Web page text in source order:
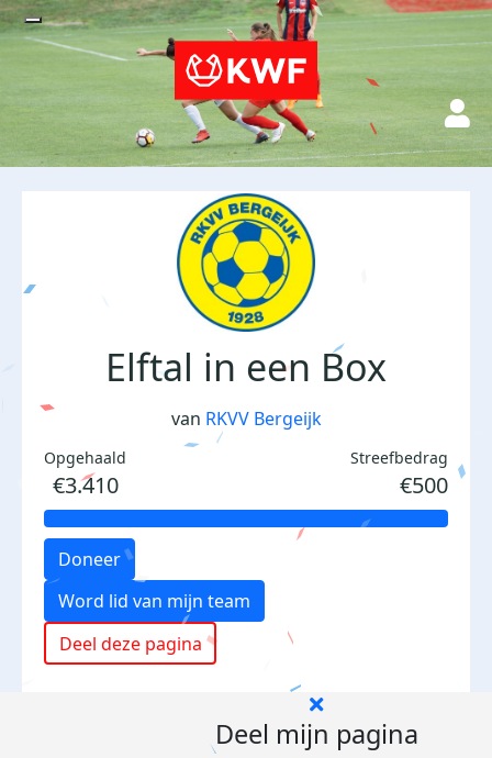
Elftal in een Box
van RKVV Bergeijk
Opgehaald
€3.410
Streefbedrag
€500
Doneer
Word lid van mijn team
Deel deze pagina
Deel mijn pagina